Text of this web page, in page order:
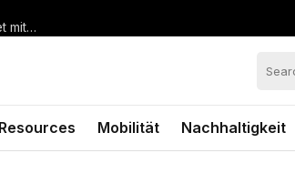
Hohe Nachfrage nach vorgezogenem Bestellstart: BMW Werk München startet mit steiler Anlaufkurve die Serienproduktion des BMW i3*
Mobilität Nachhaltigkeit